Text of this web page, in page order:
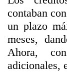
contaban
un plazo
meses,
Ahora,
adicionales,